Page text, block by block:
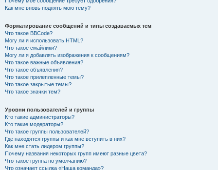
Как мне вновь поднять мою тему?
Форматирование сообщений и типы создаваемых тем
Что такое BBCode?
Могу ли я использовать HTML?
Что такое смайлики?
Могу ли я добавлять изображения к сообщениям?
Что такое важные объявления?
Что такое объявления?
Что такое прилепленные темы?
Что такое закрытые темы?
Что такое значки тем?
Уровни пользователей и группы
Кто такие администраторы?
Кто такие модераторы?
Что такое группы пользователей?
Где находятся группы и как мне вступить в них?
Как мне стать лидером группы?
Почему названия некоторых групп имеют разные цвета?
Что такое группа по умолчанию?
Что означает ссылка «Наша команда»?